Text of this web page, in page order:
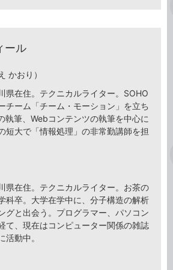
ール
かおり）
県在住。テクニカルライター。SOHO
チーム「チーム・モーション」を立ち
執筆、Webコンテンツの執筆を中心に
短大で「情報処理」の非常勤講師を担
県在住。テクニカルライター。お茶の
科卒。大学在学中に、分子構造の解析
グと出会う。プログラマー、パソコン
て、現在はコンピューター関係の雑誌
活動中。